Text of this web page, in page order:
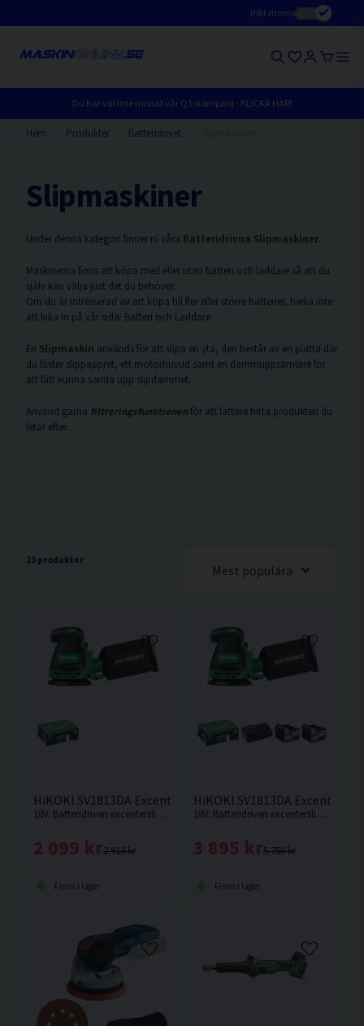
Inkl.moms
Du har väl inte missat vår Q3-kampanj - KLICKA HÄR!
Hem Produkter Batteridrivet
Slipmaskiner
Under denna kategori finner ni våra Batteridrivna Slipmaskiner
Maskinerna finns att köpa med eller utan batteri och laddare så att du
själv kan välja just det du behöver.
Om du är intresserad av att köpa till fler eller större batterier, tveka inte
att kika in på vår sida: Batteri och Laddare
En Slipmaskin används för att slipa en yta, den består av en platta där
du fäster slippappret, ett motorhuvud samt en dammuppsamlare för
att lätt kunna samla upp slipdammet.
Använd gärna filtreringsfunktionenför att lättare hitta produkten du
letar efter.
23 produkter
Mest populära
HiKOKI SV1813DA Excenterslip 125mm 18V HSC Inkl 10st
18V. Batteridriven excenterslip med en slipplatta på 125mm. 3mm slaglängd. Levereras utan batteri och laddare.
2 913 kr
2 099 kr
Finns i lager
HiKOKI SV1813DA
18V. Batteridriven excenterslip med en slipplatta på 125mm. 3mm slaglängd.
5 750 kr
3 895 kr
Finns i lager